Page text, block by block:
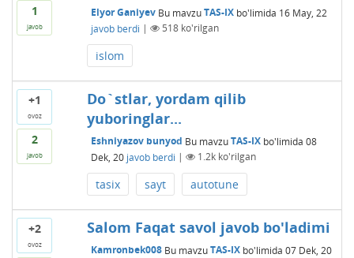
1
javob
Elyor Ganiyev Bu mavzuTAS-IXbo'limida 16 May, 22
javob berdi | 518ko'rilgan
islom
+1
ovoz
2
javob
Do`stlar, yordam qilib
yuboringlar...
Eshniyazov bunyod Bu mavzuTAS-IXbo'limida 08
Dek, 20 javob berdi | 1.2kko'rilgan
tasix sayt autotune
+2
ovoz
Salom Faqat savol javob bo'ladimi
Kamronbek008 Bu mavzuTAS-IXbo'limida 07 Dek, 20